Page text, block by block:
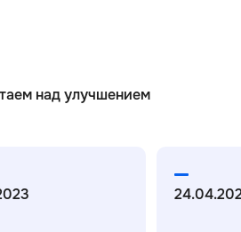
над улучшением